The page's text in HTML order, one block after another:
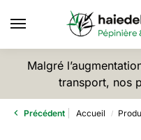
Malgré
transport, nos
Précédent Accueil /